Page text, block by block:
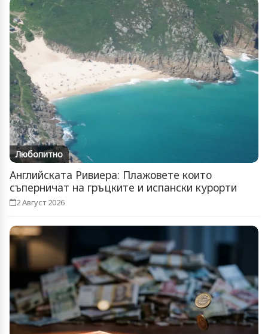
Любопитно
Английската Ривиера: Плажовете които
съперничат на гръцките и испански курорти
2 Август 2026